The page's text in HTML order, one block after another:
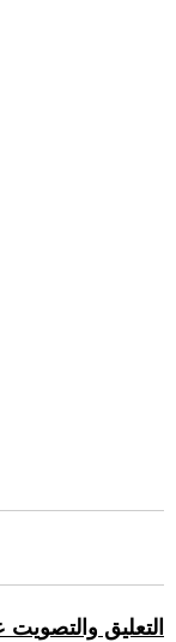
التعليق